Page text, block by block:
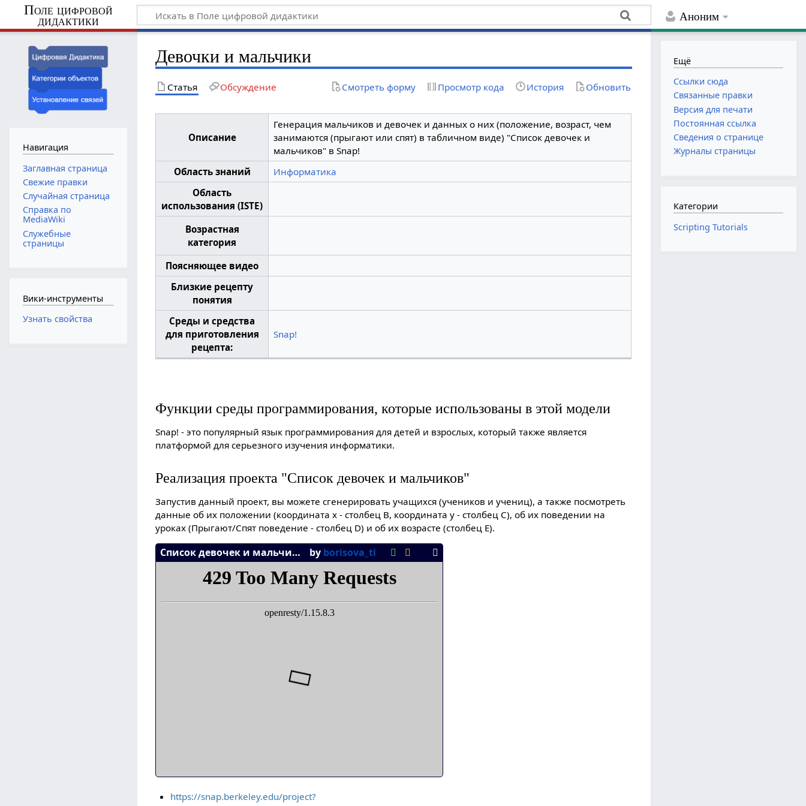
Аноним
Поле цифровой
дидактики
Девочки и мальчики
Статья Обсуждение Смотреть форму Просмотр кода История Обновить
Описание
Генерация мальчиков и девочек и данных о них (положение, возраст, чем
занимаются (прыгают или спят) в табличном виде) "Список девочек и
мальчиков" в Snap!
Область знаний
Информатика
Область
использования (ISTE)
Возрастная
категория
Поясняющее видео
Близкие рецепту
понятия
Среды и средства
для приготовления
рецепта:
Snap!
Функции среды программирования, которые использованы в этой модели
Snap! - это популярный язык программирования для детей и взрослых, который также является
платформой для серьезного изучения информатики.
Реализация проекта "Список девочек и мальчиков"
Запустив данный проект, вы можете сгенерировать учащихся (учеников и учениц), а также посмотреть
данные об их положении (координата x - столбец B, координата y - столбец C), об их поведении на
уроках (Прыгают/Спят поведение - столбец D) и об их возрасте (столбец E).
https://snap.berkeley.edu/project?
Навигация
Заглавная страница
Свежие правки
Случайная страница
Справка по
MediaWiki
Служебные
страницы
Вики-инструменты
Узнать свойства
Ещё
Ссылки сюда
Связанные правки
Версия для печати
Постоянная ссылка
Сведения о странице
Журналы страницы
Категории
Scripting Tutorials